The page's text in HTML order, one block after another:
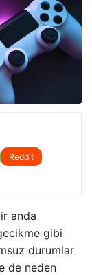
Reddit
anda
gibi
durumlar
de neden